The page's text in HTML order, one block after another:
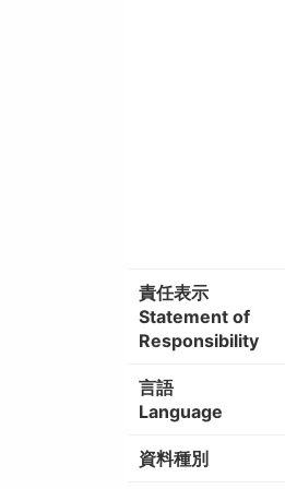
責任表示
Statement of
Responsibility
言語
Language
資料種別